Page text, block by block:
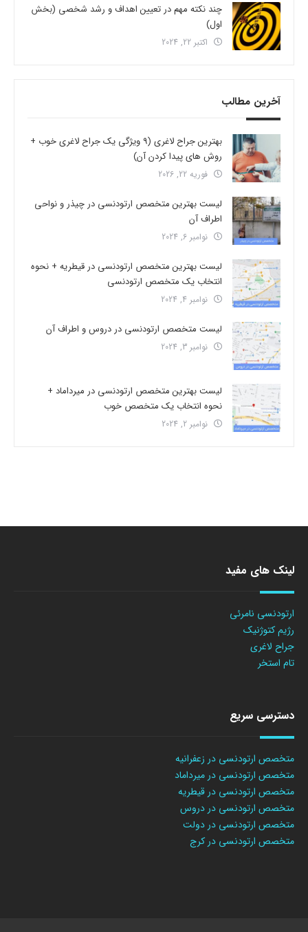
چند نکته مهم در تعیین اهداف و رشد شخصی (بخش
اول)
اکتبر 22, 2024
آخرین مطالب
بهترین جراح لاغری (9 ویژگی یک جراح لاغری خوب +
روش های پیدا کردن آن)
فوریه 22, 2026
لیست بهترین متخصص ارتودنسی در چیذر و نواحی
اطراف آن
نوامبر 6, 2024
لیست بهترین متخصص ارتودنسی در قیطریه + نحوه
انتخاب یک متخصص ارتودنسی
نوامبر 4, 2024
لیست متخصص ارتودنسی در دروس و اطراف آن
نوامبر 3, 2024
لیست بهترین متخصص ارتودنسی در میرداماد +
نحوه انتخاب یک متخصص خوب
نوامبر 2, 2024
لینک های مفید
ارتودنسی نامرئی
رژیم کتوژنیک
جراح لاغری
تام استخر
دسترسی سریع
متخصص ارتودنسی در زعفرانیه
متخصص ارتودنسی در میرداماد
متخصص ارتودنسی در قیطریه
متخصص ارتودنسی در دروس
متخصص ارتودنسی در دولت
متخصص ارتودنسی در کرج